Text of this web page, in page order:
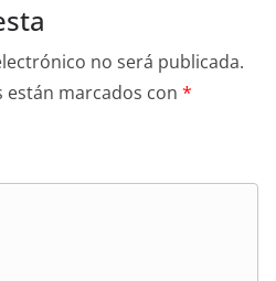
no será publicada.
marcados con *